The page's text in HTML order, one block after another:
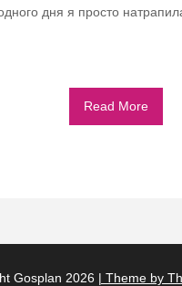
дня я просто
Read More
Gosplan 2026 | Theme by